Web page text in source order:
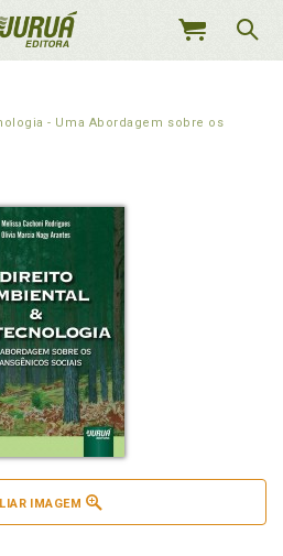
MEU
- Uma Abordagem sobre os
IMAGEM